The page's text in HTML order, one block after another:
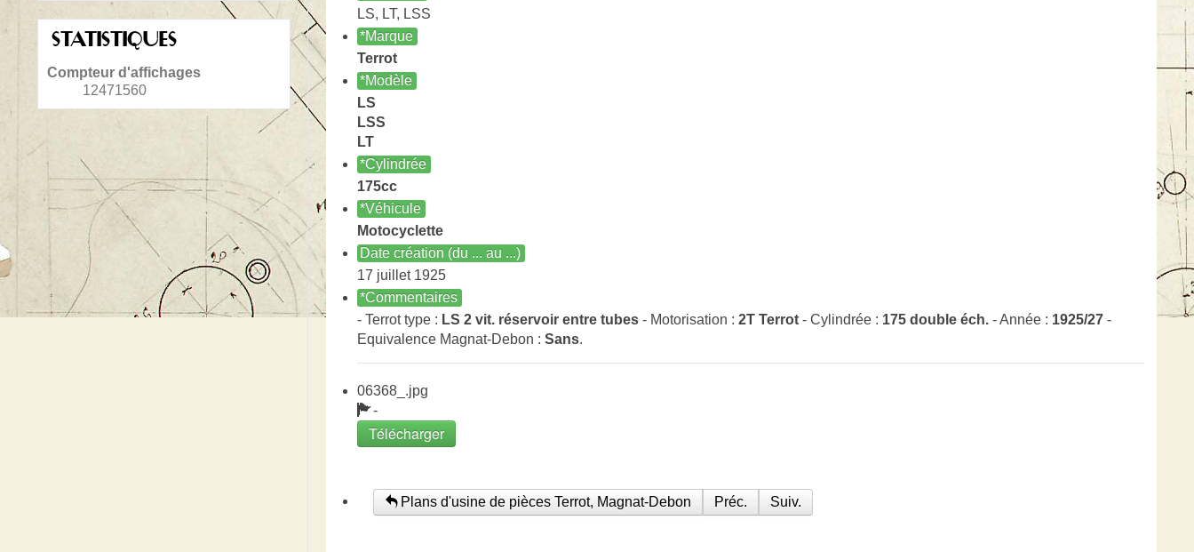
STATISTIQUES
Compteur d'affichages
12471560
LS, LT, LSS
*Marque
Terrot
*Modèle
LS
LSS
LT
*Cylindrée
175cc
*Véhicule
Motocyclette
Date création (du ... au ...)
17 juillet 1925
*Commentaires
- Terrot type : LS 2 vit. réservoir entre tubes - Motorisation : 2T Terrot - Cylindrée : 175 double éch. - Année : 1925/27 -
Equivalence Magnat-Debon : Sans.
06368_.jpg
-
Télécharger
Plans d'usine de pièces Terrot, Magnat-Debon Préc. Suiv.